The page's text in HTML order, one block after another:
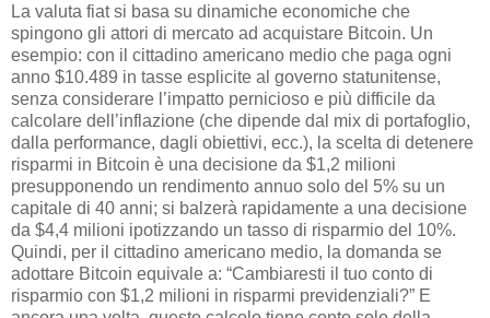
La valuta fiat si basa su dinamiche economiche che
spingono gli attori di mercato ad acquistare Bitcoin. Un
esempio: con il cittadino americano medio che paga ogni
anno $10.489 in tasse esplicite al governo statunitense,
senza considerare l’impatto pernicioso e più difficile da
calcolare dell’inflazione (che dipende dal mix di portafoglio,
dalla performance, dagli obiettivi, ecc.), la scelta di detenere
risparmi in Bitcoin è una decisione da $1,2 milioni
presupponendo un rendimento annuo solo del 5% su un
capitale di 40 anni; si balzerà rapidamente a una decisione
da $4,4 milioni ipotizzando un tasso di risparmio del 10%.
Quindi, per il cittadino americano medio, la domanda se
adottare Bitcoin equivale a: “Cambiaresti il tuo conto di
risparmio con $1,2 milioni in risparmi previdenziali?” E